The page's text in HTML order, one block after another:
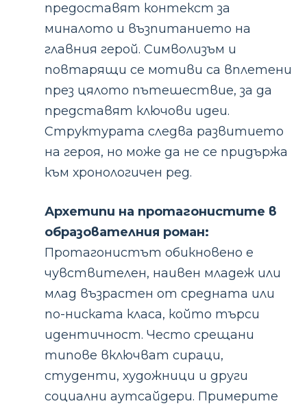
предоставят контекст за
миналото и възпитанието на
главния герой. Символизъм и
повтарящи се мотиви са вплетени
през цялото пътешествие, за да
представят ключови идеи.
Структурата следва развитието
на героя, но може да не се придържа
към хронологичен ред.
Архетипи на протагонистите в
образователния роман:
Протагонистът обикновено е
чувствителен, наивен младеж или
млад възрастен от средната или
по-ниската класа, който търси
идентичност. Често срещани
типове включват сираци,
студенти, художници и други
социални аутсайдери. Примерите